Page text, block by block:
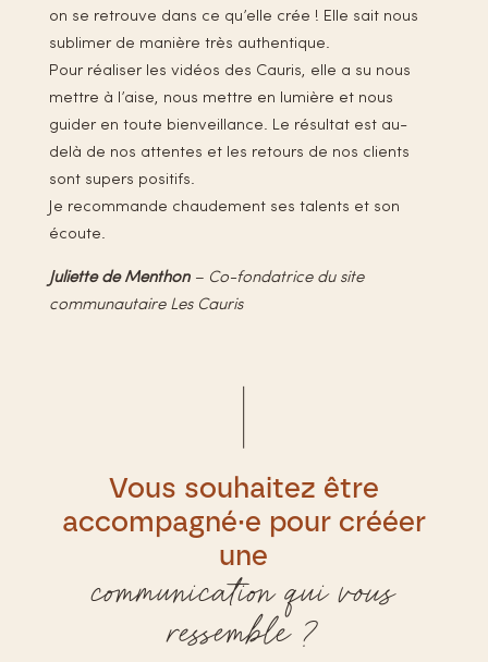
on se retrouve dans ce qu’elle crée ! Elle sait nous
sublimer de manière très authentique.
Pour réaliser les vidéos des Cauris, elle a su nous
mettre à l’aise, nous mettre en lumière et nous
guider en toute bienveillance. Le résultat est au-
delà de nos attentes et les retours de nos clients
sont supers positifs.
Je recommande chaudement ses talents et son
écoute.
Juliette de Menthon– Co-fondatrice du site
communautaire Les Cauris
Vous souhaitez être
accompagné·e pour crééer
une
communication qui vous
ressemble ?